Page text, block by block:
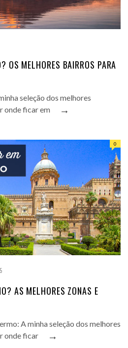
OS MELHORES BAIRROS PARA
seleção dos melhores
onde ficar em
→
0
AS MELHORES ZONAS E
A minha seleção dos melhores
onde ficar
→